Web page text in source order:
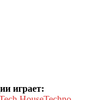
играет: